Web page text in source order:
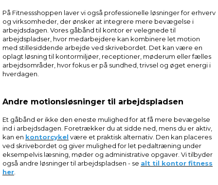
På Fitnessshoppen laver vi også professionelle løsninger for erhverv
og virksomheder, der ønsker at integrere mere bevægelse i
arbejdsdagen. Vores gåbånd til kontor er velegnede til
arbejdspladser, hvor medarbejdere kan kombinere let motion
med stillesiddende arbejde ved skrivebordet. Det kan være en
oplagt løsning til kontormiljøer, receptioner, møderum eller fælles
arbejdsområder, hvor fokus er på sundhed, trivsel og øget energi i
hverdagen.
Andre motionsløsninger til arbejdspladsen
Et gåbånd er ikke den eneste mulighed for at få mere bevægelse
ind i arbejdsdagen. Foretrækker du at sidde ned, mens du er aktiv,
kan en kontorcykel være et praktisk alternativ. Den kan placeres
ved skrivebordet og giver mulighed for let pedaltræning under
eksempelvis læsning, møder og administrative opgaver. Vi tilbyder
også andre løsninger til arbejdspladsen - se alt til kontor fitness
her